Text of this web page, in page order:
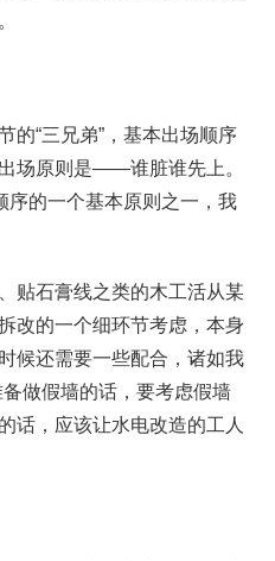
的“三兄弟”，基本出场顺序
原则是——谁脏谁先上。
序的一个基本原则之一，我
贴石膏线之类的木工活从某
改的一个细环节考虑，本身
候还需要一些配合，诸如我
做假墙的话，要考虑假墙
话，应该让水电改造的工人